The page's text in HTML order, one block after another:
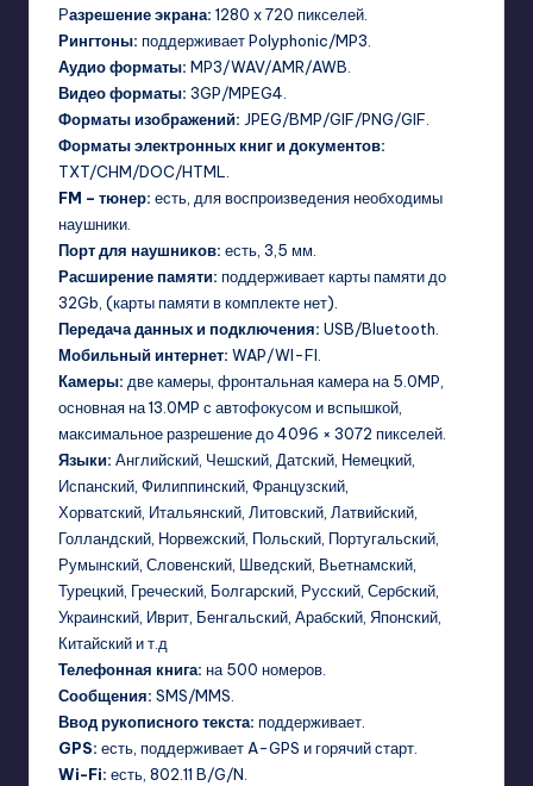
Разрешение экрана: 1280 x 720 пикселей.
Рингтоны: поддерживает Polyphonic/MP3.
Аудио форматы: MP3/WAV/AMR/AWB.
Видео форматы: 3GP/MPEG4.
Форматы изображений: JPEG/BMP/GIF/PNG/GIF.
Форматы электронных книг и документов:
TXT/CHM/DOC/HTML.
FM – тюнер: есть, для воспроизведения необходимы
наушники.
Порт для наушников: есть, 3,5 мм.
Расширение памяти: поддерживает карты памяти до
32Gb, (карты памяти в комплекте нет).
Передача данных и подключения: USB/Bluetooth.
Мобильный интернет: WAP/WI-FI.
Камеры: две камеры, фронтальная камера на 5.0MP,
основная на 13.0MP с автофокусом и вспышкой,
максимальное разрешение до 4096 × 3072 пикселей.
Языки: Английский, Чешский, Датский, Немецкий,
Испанский, Филиппинский, Французский,
Хорватский, Итальянский, Литовский, Латвийский,
Голландский, Норвежский, Польский, Португальский,
Румынский, Словенский, Шведский, Вьетнамский,
Турецкий, Греческий, Болгарский, Русский, Сербский,
Украинский, Иврит, Бенгальский, Арабский, Японский,
Китайский и т.д
Телефонная книга: на 500 номеров.
Сообщения: SMS/MMS.
Ввод рукописного текста: поддерживает.
GPS: есть, поддерживает A-GPS и горячий старт.
Wi-Fi: есть, 802.11 B/G/N.